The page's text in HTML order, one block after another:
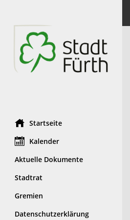
Startseite
Kalender
Aktuelle Dokumente
Stadtrat
Gremien
Datenschutzerklärung